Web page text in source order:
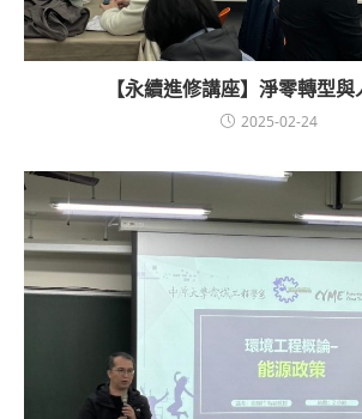
【永續進修講座】淨零轉型
2025-02-24